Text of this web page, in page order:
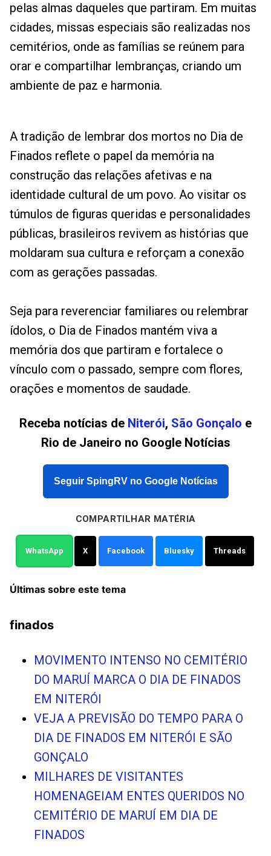
pelas almas daqueles que partiram. Em muitas
cidades, missas especiais são realizadas nos
cemitérios, onde as famílias se reúnem para
orar e compartilhar lembranças, criando um
ambiente de paz e harmonia.
A tradição de lembrar dos mortos no Dia de
Finados reflete o papel da memória na
construção das relações afetivas e na
identidade cultural de um povo. Ao visitar os
túmulos de figuras queridas e personalidades
públicas, brasileiros revivem as histórias que
moldaram sua cultura e reforçam a conexão
com as gerações passadas.
Seja para reverenciar familiares ou relembrar
ídolos, o Dia de Finados mantém viva a
memória dos que partiram e fortalece o
vínculo com o passado, sempre com flores,
orações e momentos de saudade.
Receba notícias de Niterói, São Gonçalo e
Rio de Janeiro no Google Notícias
Seguir SpingRV no Google Notícias
COMPARTILHAR MATÉRIA
WhatsApp X Facebook Bluesky Threads
Últimas sobre este tema
finados
MOVIMENTO INTENSO NO CEMITÉRIO
DO MARUÍ MARCA O DIA DE FINADOS
EM NITERÓI
VEJA A PREVISÃO DO TEMPO PARA O
DIA DE FINADOS EM NITERÓI E SÃO
GONÇALO
MILHARES DE VISITANTES
HOMENAGEIAM ENTES QUERIDOS NO
CEMITÉRIO DE MARUÍ EM DIA DE
FINADOS